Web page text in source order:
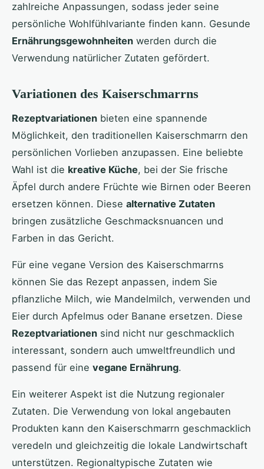
zahlreiche Anpassungen, sodass jeder seine
persönliche Wohlfühlvariante finden kann. Gesunde
Ernährungsgewohnheiten werden durch die
Verwendung natürlicher Zutaten gefördert.
Variationen des Kaiserschmarrns
Rezeptvariationen bieten eine spannende
Möglichkeit, den traditionellen Kaiserschmarrn den
persönlichen Vorlieben anzupassen. Eine beliebte
Wahl ist die kreative Küche, bei der Sie frische
Äpfel durch andere Früchte wie Birnen oder Beeren
ersetzen können. Diese alternative Zutaten
bringen zusätzliche Geschmacksnuancen und
Farben in das Gericht.
Für eine vegane Version des Kaiserschmarrns
können Sie das Rezept anpassen, indem Sie
pflanzliche Milch, wie Mandelmilch, verwenden und
Eier durch Apfelmus oder Banane ersetzen. Diese
Rezeptvariationen sind nicht nur geschmacklich
interessant, sondern auch umweltfreundlich und
passend für eine vegane Ernährung.
Ein weiterer Aspekt ist die Nutzung regionaler
Zutaten. Die Verwendung von lokal angebauten
Produkten kann den Kaiserschmarrn geschmacklich
veredeln und gleichzeitig die lokale Landwirtschaft
unterstützen. Regionaltypische Zutaten wie